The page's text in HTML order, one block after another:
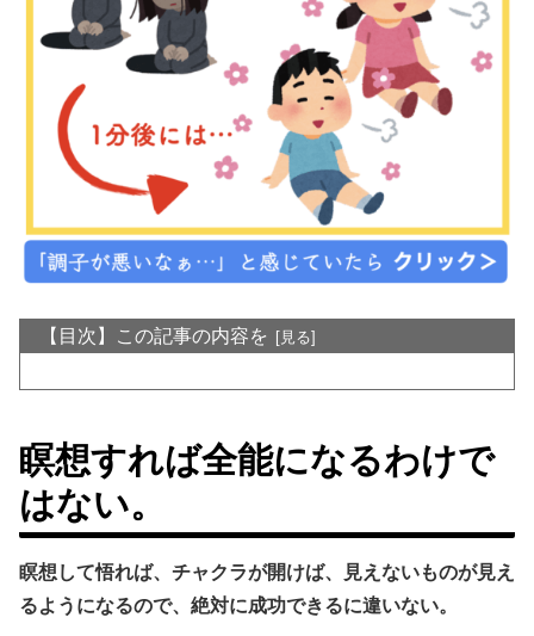
【目次】この記事の内容を
瞑想すれば全能になるわけで
はない。
瞑想して悟れば、チャクラが開けば、見えないものが見え
るようになるので、絶対に成功できるに違いない。